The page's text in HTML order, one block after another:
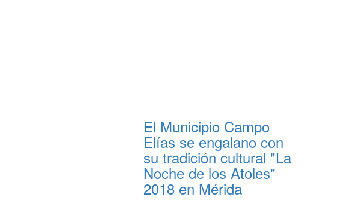
El Municipio Campo
Elías se engalano con
su tradición cultural "La
Noche de los Atoles"
2018 en Mérida